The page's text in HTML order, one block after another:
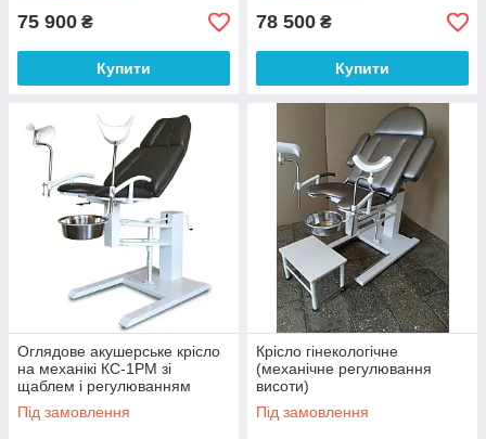
75 900 ₴
Купити
78 500 ₴
Купити
Оглядове акушерське крісло
на механікі КС-1РМ зі
щаблем і регулюванням
положення спинки
Під замовлення
Крісло гінекологічне
(механічне регулювання
висоти)
Під замовлення